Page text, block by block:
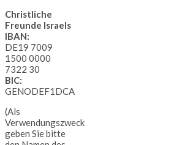
Christliche
Freunde Israels
IBAN:
DE19 7009
1500 0000
7322 30
BIC:
GENODEF1DCA
(Als
Verwendungszweck
geben Sie bitte